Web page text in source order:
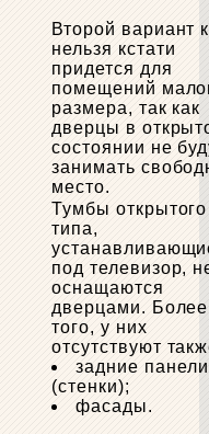
Второй вариант
нельзя кстати
придется для
помещений
размера, так как
дверцы в
состоянии не
занимать
место.
Тумбы открытого
типа,
под телевизор,
оснащаются
дверцами. Более
того, у них
отсутствуют
задние панели
(стенки);
фасады.